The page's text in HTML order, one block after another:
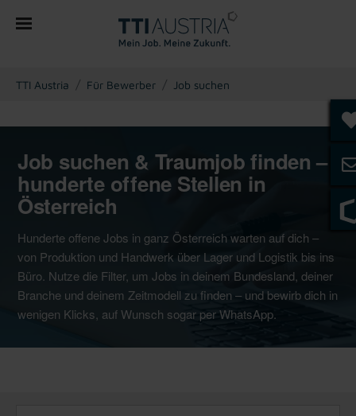
You are here:
TTI Austria Für Bewerber Job suchen
Job suchen & Traumjob finden –
hunderte offene Stellen in
Österreich
Hunderte offene Jobs in ganz Österreich warten auf dich –
von Produktion und Handwerk über Lager und Logistik bis ins
Büro. Nutze die Filter, um Jobs in deinem Bundesland, deiner
Branche und deinem Zeitmodell zu finden – und bewirb dich in
wenigen Klicks, auf Wunsch sogar per WhatsApp.